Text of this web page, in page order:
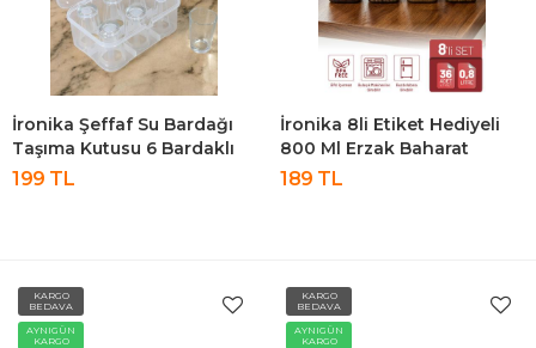
İronika Şeffaf Su Bardağı
Taşıma Kutusu 6 Bardaklı
Kırılmayı Önleyici Esnek
199 TL
İronika 8li Etiket Hediyeli
800 Ml Erzak Baharat
Saklama Kabı Seti Antrasit
189 TL
KARGO
BEDAVA
AYNIGÜN
KARGO
KARGO
BEDAVA
AYNIGÜN
KARGO